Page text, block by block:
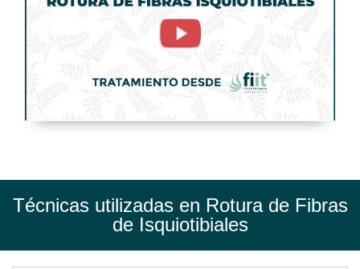
Fibras
Tratamiento
de
FisioClinics
Bilbao
Técnicas utilizadas en Rotura de Fibras
de Isquiotibiales